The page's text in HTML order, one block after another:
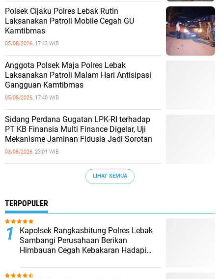
Polsek Cijaku Polres Lebak Rutin
Laksanakan Patroli Mobile Cegah GU
Kamtibmas
05/08/2026, 17:43 WIB
Anggota Polsek Maja Polres Lebak
Laksanakan Patroli Malam Hari Antisipasi
Gangguan Kamtibmas
05/08/2026, 17:40 WIB
Sidang Perdana Gugatan LPK-RI terhadap
PT KB Finansia Multi Finance Digelar, Uji
Mekanisme Jaminan Fidusia Jadi Sorotan
03/08/2026, 23:01 WIB
LIHAT SEMUA
TERPOPULER
Kapolsek Rangkasbitung Polres Lebak
Sambangi Perusahaan Berikan
Himbauan Cegah Kebakaran Hadapi